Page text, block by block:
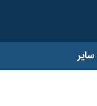
سایر